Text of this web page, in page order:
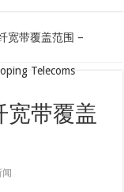
宽带覆盖范围 –
宽带覆盖